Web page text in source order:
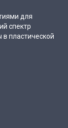
для
спектр
пластической